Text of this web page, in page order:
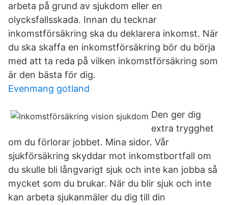
arbeta på grund av sjukdom eller en
olycksfallsskada. Innan du tecknar
inkomstförsäkring ska du deklarera inkomst. När
du ska skaffa en inkomstförsäkring bör du börja
med att ta reda på vilken inkomstförsäkring som
är den bästa för dig.
Evenmang gotland
Den ger dig
extra trygghet
om du förlorar jobbet. Mina sidor. Vår
sjukförsäkring skyddar mot inkomstbortfall om
du skulle bli långvarigt sjuk och inte kan jobba så
mycket som du brukar. När du blir sjuk och inte
kan arbeta sjukanmäler du dig till din